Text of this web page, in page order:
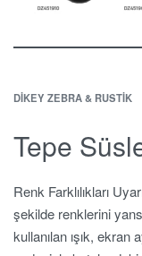
DIKEY ZEBRA & RUSTIK
Tepe
Renk Farklılıkları
şekilde renklerini
kullanılan ışık,